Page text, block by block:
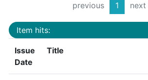
previous 1 next
Item hits:
Issue
Date
Title